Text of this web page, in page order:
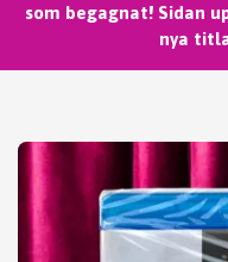
som begagnat! Sidan
nya